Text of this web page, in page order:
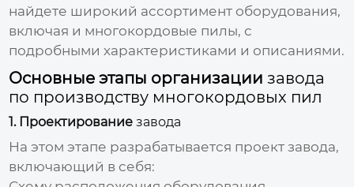
найдете широкий ассортимент оборудования,
включая и многокордовые пилы, с
подробными характеристиками и описаниями.
Основные этапы организациизавода
по производству многокордовых пил
1. Проектированиезавода
На этом этапе разрабатывается проектзавода,
включающий в себя: